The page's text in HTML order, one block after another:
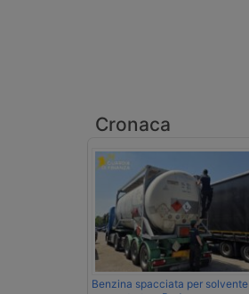
Cronaca
Benzina spacciata per solvente